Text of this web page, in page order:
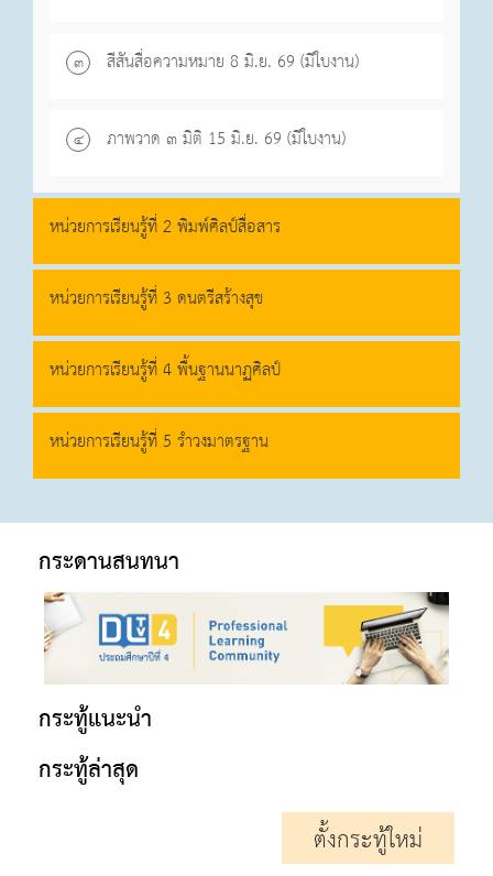
๓ สีสันสื่อความหมาย 8 มิ.ย. 69 (มีใบงาน)
๔ ภาพวาด ๓ มิติ 15 มิ.ย. 69 (มีใบงาน)
หน่วยการเรียนรู้ที่ 2 พิมพ์ศิลป์สื่อสาร
หน่วยการเรียนรู้ที่ 3 ดนตรีสร้างสุข
หน่วยการเรียนรู้ที่ 4 พื้นฐานนาฏศิลป์
หน่วยการเรียนรู้ที่ 5 รำวงมาตรฐาน
กระดานสนทนา
กระทู้แนะนำ
กระทู้ล่าสุด
ตั้งกระทู้ใหม่